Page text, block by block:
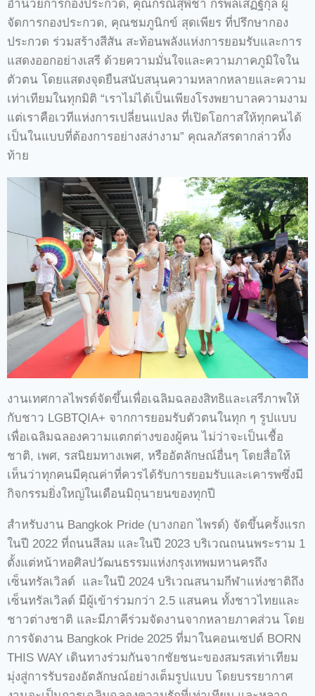
อำนวยการกองประกวด, คุณกรณ์สุพิชา กรพลเสฏฐ์กุล ผู้
จัดการกองประกวด, คุณชมภูนิกข์ สุดเพียร ที่ปรึกษากอง
ประกวด ร่วมสร้างสีสัน สะท้อนพลังแห่งการยอมรับและการ
แสดงออกอย่างเสรี ด้วยความมั่นใจและความภาคภูมิใจใน
ตัวตน โดยแสดงจุดยืนสนับสนุนความหลากหลายและความ
เท่าเทียมในทุกมิติ “เราไม่ได้เป็นเพียงโรงพยาบาลความงาม
แต่เราคือเวทีแห่งการเปลี่ยนแปลง ที่เปิดโอกาสให้ทุกคนได้
เป็นในแบบที่ต้องการอย่างสง่างาม” คุณลภัสรดากล่าวทิ้ง
ท้าย
งานเทศกาลไพรด์จัดขึ้นเพื่อเฉลิมฉลองสิทธิและเสรีภาพให้
กับชาว LGBTQIA+ จากการยอมรับตัวตนในทุก ๆ รูปแบบ
เพื่อเฉลิมฉลองความแตกต่างของผู้คน ไม่ว่าจะเป็นเชื้อ
ชาติ, เพศ, รสนิยมทางเพศ, หรืออัตลักษณ์อื่นๆ โดยสื่อให้
เห็นว่าทุกคนมีคุณค่าที่ควรได้รับการยอมรับและเคารพซึ่งมี
กิจกรรมยิ่งใหญ่ในเดือนมิถุนายนของทุกปี
สำหรับงาน Bangkok Pride (บางกอก ไพรด์) จัดขึ้นครั้งแรก
ในปี 2022 ที่ถนนสีลม และในปี 2023 บริเวณถนนพระราม 1
ตั้งแต่หน้าหอศิลปวัฒนธรรมแห่งกรุงเทพมหานครถึง
เซ็นทรัลเวิลด์ และในปี 2024 บริเวณสนามกีฬาแห่งชาติถึง
เซ็นทรัลเวิลด์ มีผู้เข้าร่วมกว่า 2.5 แสนคน ทั้งชาวไทยและ
ชาวต่างชาติ และมีภาคีร่วมจัดงานจากหลายภาคส่วน โดย
การจัดงาน Bangkok Pride 2025 ที่มาในคอนเซปต์ BORN
THIS WAY เดินทางร่วมกันจากชัยชนะของสมรสเท่าเทียม
มุ่งสู่การรับรองอัตลักษณ์อย่างเต็มรูปแบบ โดยบรรยากาศ